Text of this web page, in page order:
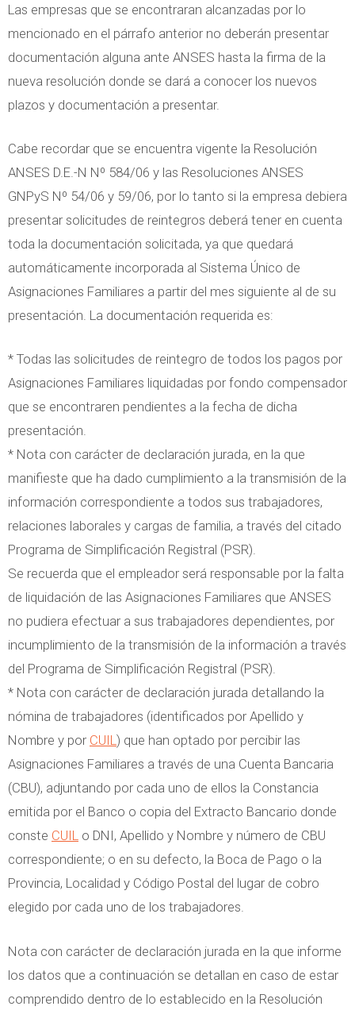
Las empresas que se encontraran alcanzadas por lo
mencionado en el párrafo anterior no deberán presentar
documentación alguna ante ANSES hasta la firma de la
nueva resolución donde se dará a conocer los nuevos
plazos y documentación a presentar.
Cabe recordar que se encuentra vigente la Resolución
ANSES D.E.-N Nº 584/06 y las Resoluciones ANSES
GNPyS Nº 54/06 y 59/06, por lo tanto si la empresa debiera
presentar solicitudes de reintegros deberá tener en cuenta
toda la documentación solicitada, ya que quedará
automáticamente incorporada al Sistema Único de
Asignaciones Familiares a partir del mes siguiente al de su
presentación. La documentación requerida es:
* Todas las solicitudes de reintegro de todos los pagos por
Asignaciones Familiares liquidadas por fondo compensador
que se encontraren pendientes a la fecha de dicha
presentación.
* Nota con carácter de declaración jurada, en la que
manifieste que ha dado cumplimiento a la transmisión de la
información correspondiente a todos sus trabajadores,
relaciones laborales y cargas de familia, a través del citado
Programa de Simplificación Registral (PSR).
Se recuerda que el empleador será responsable por la falta
de liquidación de las Asignaciones Familiares que ANSES
no pudiera efectuar a sus trabajadores dependientes, por
incumplimiento de la transmisión de la información a través
del Programa de Simplificación Registral (PSR).
* Nota con carácter de declaración jurada detallando la
nómina de trabajadores (identificados por Apellido y
Nombre y por CUIL) que han optado por percibir las
Asignaciones Familiares a través de una Cuenta Bancaria
(CBU), adjuntando por cada uno de ellos la Constancia
emitida por el Banco o copia del Extracto Bancario donde
conste CUIL o DNI, Apellido y Nombre y número de CBU
correspondiente; o en su defecto, la Boca de Pago o la
Provincia, Localidad y Código Postal del lugar de cobro
elegido por cada uno de los trabajadores.
Nota con carácter de declaración jurada en la que informe
los datos que a continuación se detallan en caso de estar
comprendido dentro de lo establecido en la Resolución